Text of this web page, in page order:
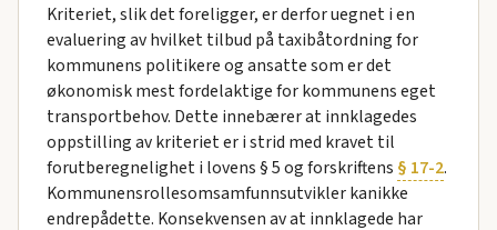
Kriteriet, slik det foreligger, er derfor uegnet i en
evaluering av hvilket tilbud på taxibåtordning for
kommunens politikere og ansatte som er det
økonomisk mest fordelaktige for kommunens eget
transportbehov. Dette innebærer at innklagedes
oppstilling av kriteriet er i strid med kravet til
forutberegnelighet i lovens § 5 og forskriftens § 17-2.
Kommunensrollesomsamfunnsutvikler kanikke
endrepådette. Konsekvensen av at innklagede har